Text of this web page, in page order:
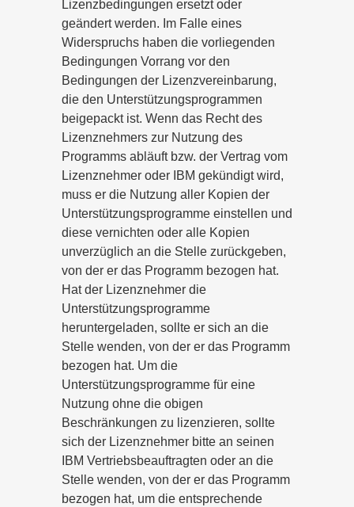
Lizenzbedingungen ersetzt oder
geändert werden. Im Falle eines
Widerspruchs haben die vorliegenden
Bedingungen Vorrang vor den
Bedingungen der Lizenzvereinbarung,
die den Unterstützungsprogrammen
beigepackt ist. Wenn das Recht des
Lizenznehmers zur Nutzung des
Programms abläuft bzw. der Vertrag vom
Lizenznehmer oder IBM gekündigt wird,
muss er die Nutzung aller Kopien der
Unterstützungsprogramme einstellen und
diese vernichten oder alle Kopien
unverzüglich an die Stelle zurückgeben,
von der er das Programm bezogen hat.
Hat der Lizenznehmer die
Unterstützungsprogramme
heruntergeladen, sollte er sich an die
Stelle wenden, von der er das Programm
bezogen hat. Um die
Unterstützungsprogramme für eine
Nutzung ohne die obigen
Beschränkungen zu lizenzieren, sollte
sich der Lizenznehmer bitte an seinen
IBM Vertriebsbeauftragten oder an die
Stelle wenden, von der er das Programm
bezogen hat, um die entsprechende